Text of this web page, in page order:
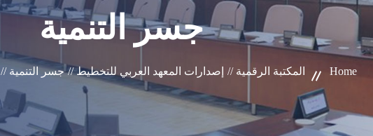
جسر التنمية
Home المكتبة الرقمية // إصدارات المعهد العربي للتخطيط // جسر التنمية //